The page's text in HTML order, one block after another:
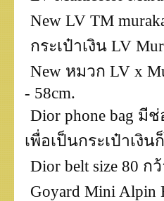
New LV TM
กระเป๋าเงิน LV
New หมวก LV x
- 58cm.
Dior phone bag
เพื่อเป็นกระเป๋าเงิน
Dior belt size 80 ก
Goyard Mini Alpin